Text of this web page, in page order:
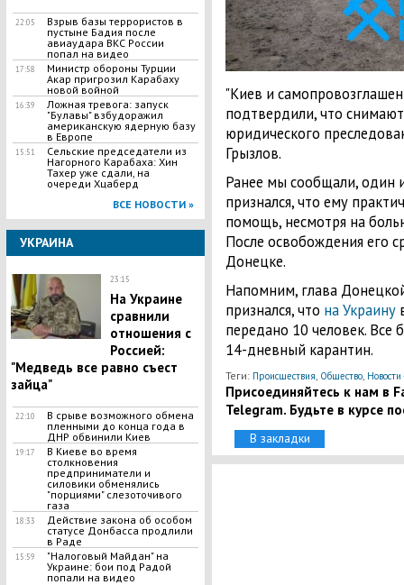
22:05
Взрыв базы террористов в
пустыне Бадия после
авиаудара ВКС России
попал на видео
17:58
Министр обороны Турции
Акар пригрозил Карабаху
новой войной
16:39
Ложная тревога: запуск
"Булавы" взбудоражил
американскую ядерную базу
в Европе
15:51
Сельские председатели из
Нагорного Карабаха: Хин
Тахер уже сдали, на
очереди Хцаберд
ВСЕ НОВОСТИ »
УКРАИНА
23:15
На Украине
сравнили
отношения с
Россией:
"Медведь все равно съест
зайца"
22:10
В срыве возможного обмена
пленными до конца года в
ДНР обвинили Киев
19:17
В Киеве во время
столкновения
предприниматели и
силовики обменялись
"порциями" слезоточивого
газа
18:33
Действие закона об особом
статусе Донбасса продлили
в Раде
15:59
"Налоговый Майдан" на
Украине: бои под Радой
попали на видео
"Киев и
подтвердили, что
юридического
Грызлов.
Ранее мы сообщали, один
признался, что ему
помощь, несмотря на
После освобождения его
Донецке.
Напомним, глава
признался, что на Украину
передано 10 человек.
14-дневный карантин.
Теги: Происшествия, Общество, Новости
Присоединяйтесь к нам в
Telegram. Будьте в курсе
В закладки